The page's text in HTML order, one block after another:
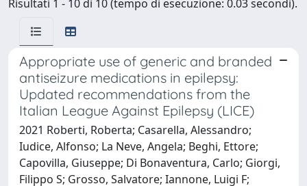
Risultati 1 - 10 di 10 (tempo di esecuzione: 0.03 secondi).
Appropriate use of generic and branded
antiseizure medications in epilepsy:
Updated recommendations from the
Italian League Against Epilepsy (LICE)
2021 Roberti, Roberta; Casarella, Alessandro;
Iudice, Alfonso; La Neve, Angela; Beghi, Ettore;
Capovilla, Giuseppe; Di Bonaventura, Carlo; Giorgi,
Filippo S; Grosso, Salvatore; Iannone, Luigi F;